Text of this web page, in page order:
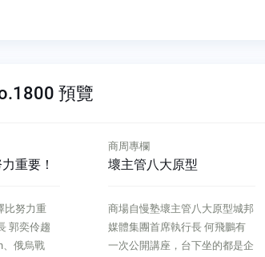
預覽
重要！
比努力重
郭奕伶趨
、俄烏戰
商周專欄
壞主管八大原型
商場自慢塾壞主管八大原型城邦
媒體集團首席執行長 何飛鵬有
一次公開講座，台下坐的都是企